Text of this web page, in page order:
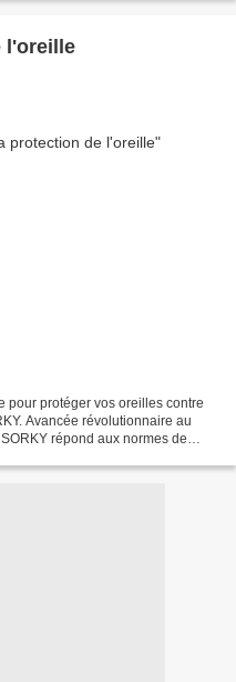
l'oreille
pour protéger vos oreilles contre
Avancée révolutionnaire au
répond aux normes de